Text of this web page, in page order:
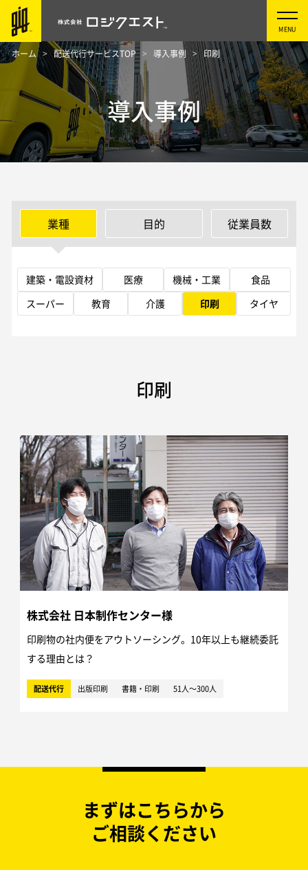
導入事例
ホーム 配送代行サービスTOP 導入事例 印刷
業種 目的 従業員数
建築・電設資材 医療 機械・工業
食品
スーパー
教育 介護 印刷 タイヤ
印刷
株式会社 日本制作センター様
印刷物の社内便をアウトソーシング。10年以上も継続委託
する理由とは？
配送代行 出版印刷 書籍・印刷 51人～300人
まずはこちらから
ご相談ください